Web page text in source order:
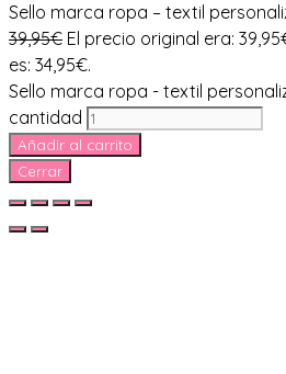
Sello marca ropa – textil
39,95€ El precio original era:
es: 34,95€.
Sello marca ropa - textil
cantidad
Añadir al carrito
Cerrar